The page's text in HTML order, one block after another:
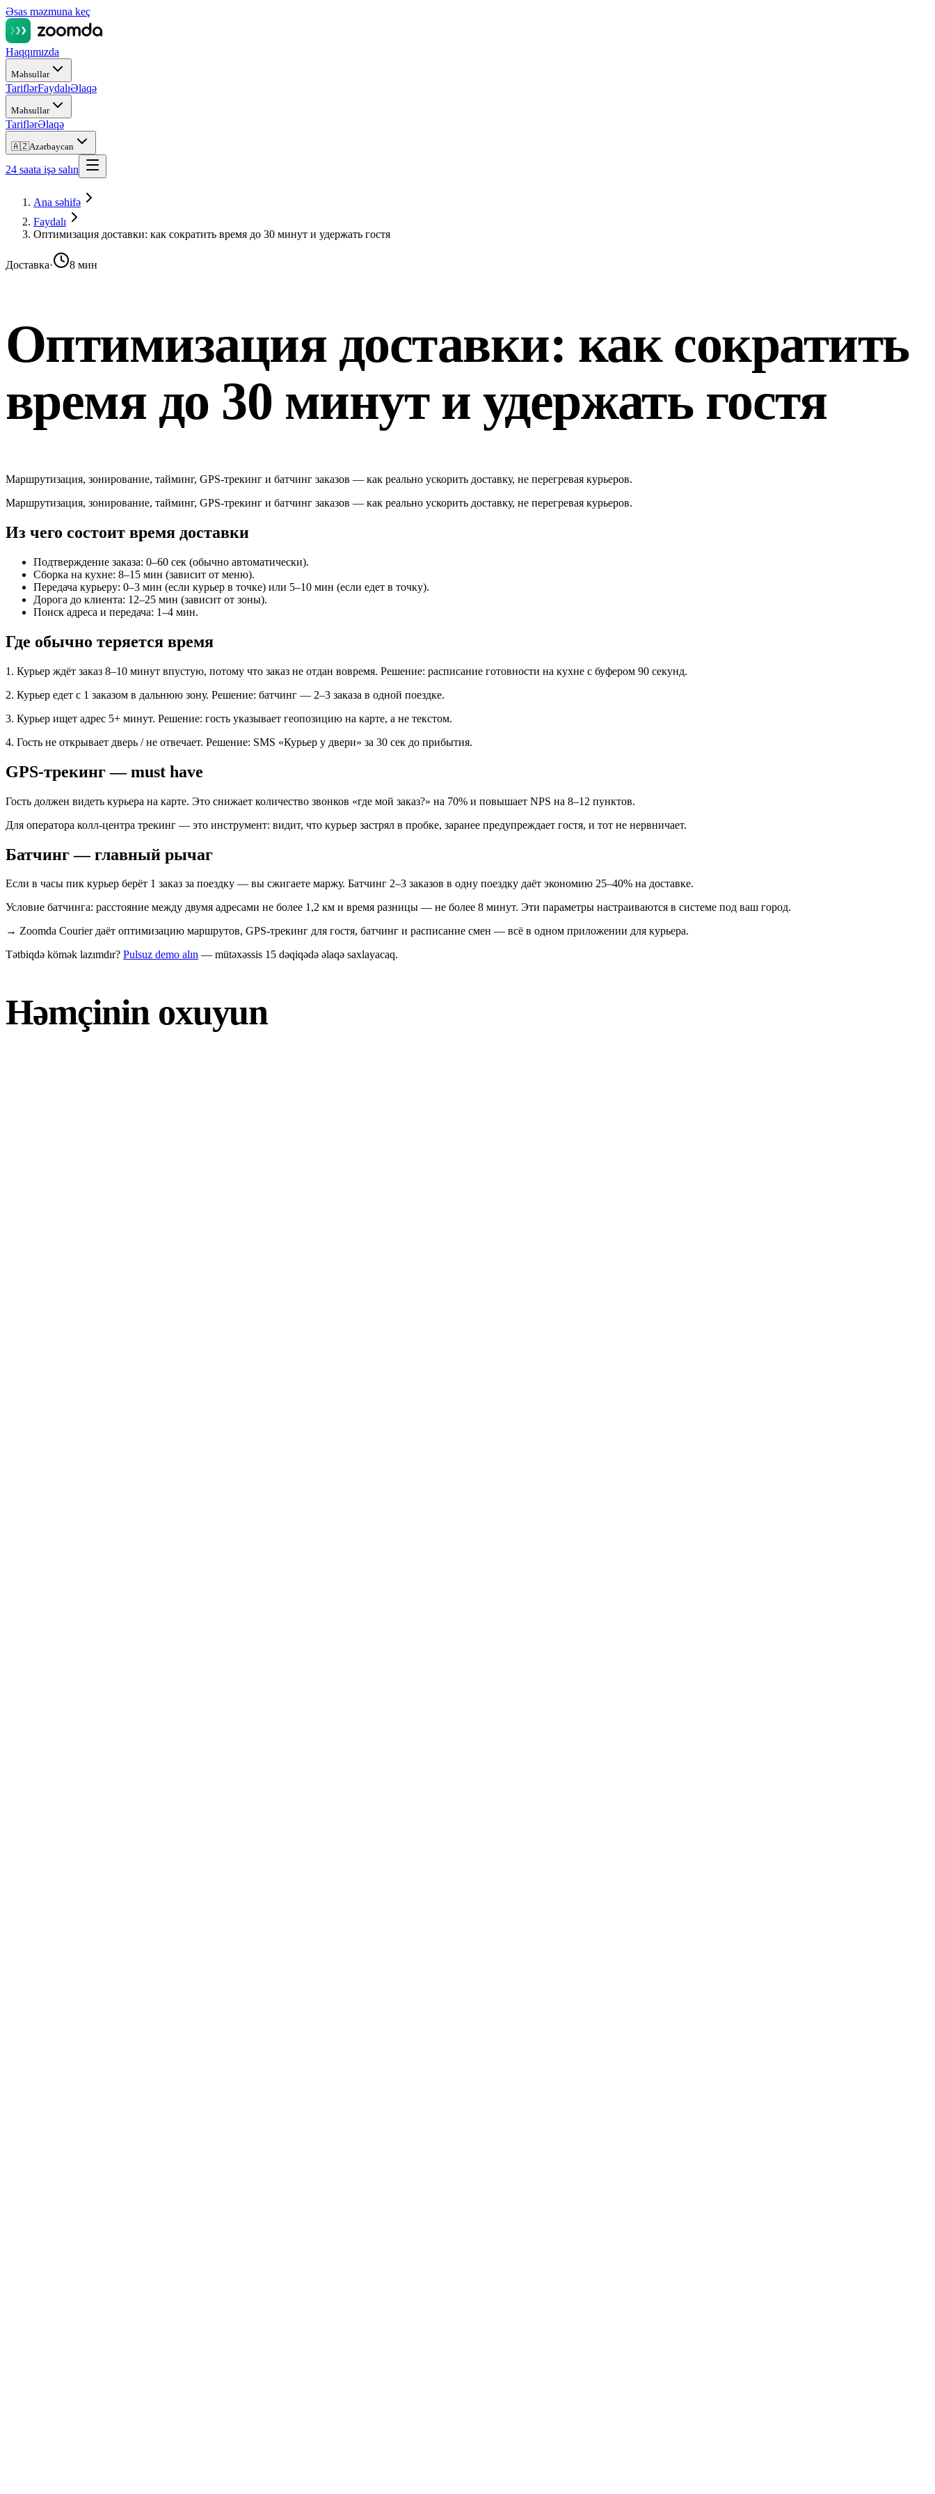
Əsas məzmuna keç
Haqqımızda
Məhsullar
TariflərFaydalıƏlaqə
Məhsullar
TariflərƏlaqə
🇦🇿Azərbaycan
24 saata işə salın
Ana səhifə
Faydalı
Оптимизация доставки: как сократить время до 30 минут и удержать гостя
Доставка· 8 мин
Оптимизация доставки: как сократить
время до 30 минут и удержать гостя
Маршрутизация, зонирование, тайминг, GPS-трекинг и батчинг заказов — как реально ускорить доставку, не перегревая курьеров.
Маршрутизация, зонирование, тайминг, GPS-трекинг и батчинг заказов — как реально ускорить доставку, не перегревая курьеров.
Из чего состоит время доставки
Подтверждение заказа: 0–60 сек (обычно автоматически).
Сборка на кухне: 8–15 мин (зависит от меню).
Передача курьеру: 0–3 мин (если курьер в точке) или 5–10 мин (если едет в точку).
Дорога до клиента: 12–25 мин (зависит от зоны).
Поиск адреса и передача: 1–4 мин.
Где обычно теряется время
1. Курьер ждёт заказ 8–10 минут впустую, потому что заказ не отдан вовремя. Решение: расписание готовности на кухне с буфером 90 секунд.
2. Курьер едет с 1 заказом в дальнюю зону. Решение: батчинг — 2–3 заказа в одной поездке.
3. Курьер ищет адрес 5+ минут. Решение: гость указывает геопозицию на карте, а не текстом.
4. Гость не открывает дверь / не отвечает. Решение: SMS «Курьер у двери» за 30 сек до прибытия.
GPS-трекинг — must have
Гость должен видеть курьера на карте. Это снижает количество звонков «где мой заказ?» на 70% и повышает NPS на 8–12 пунктов.
Для оператора колл-центра трекинг — это инструмент: видит, что курьер застрял в пробке, заранее предупреждает гостя, и тот не нервничает.
Батчинг — главный рычаг
Если в часы пик курьер берёт 1 заказ за поездку — вы сжигаете маржу. Батчинг 2–3 заказов в одну поездку даёт экономию 25–40% на доставке.
Условие батчинга: расстояние между двумя адресами не более 1,2 км и время разницы — не более 8 минут. Эти параметры настраиваются в системе под ваш город.
→ Zoomda Courier даёт оптимизацию маршрутов, GPS-трекинг для гостя, батчинг и расписание смен — всё в одном приложении для курьера.
Tətbiqdə kömək lazımdır? Pulsuz demo alın — mütəxəssis 15 dəqiqədə əlaqə saxlayacaq.
Həmçinin oxuyun